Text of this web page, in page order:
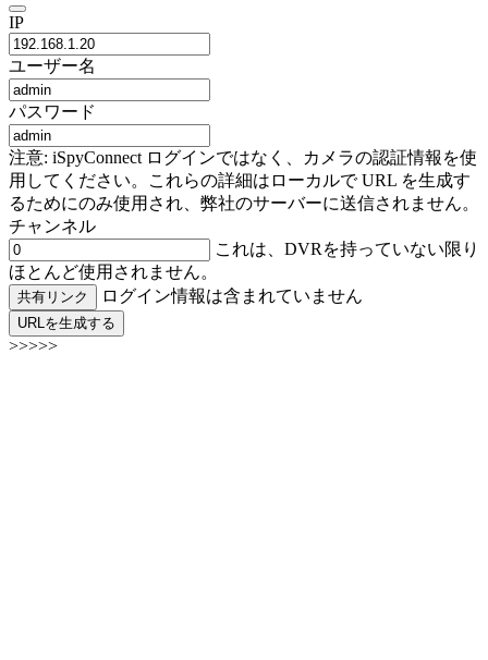
IP
ユーザー名
パスワード
注意: iSpyConnect ログインではなく、カメラの認証情報を使
用してください。これらの詳細はローカルで URL を生成す
るためにのみ使用され、弊社のサーバーに送信されません。
チャンネル
これは、DVRを持っていない限り
ほとんど使用されません。
共有リンク ログイン情報は含まれていません
URLを生成する
>>>>>